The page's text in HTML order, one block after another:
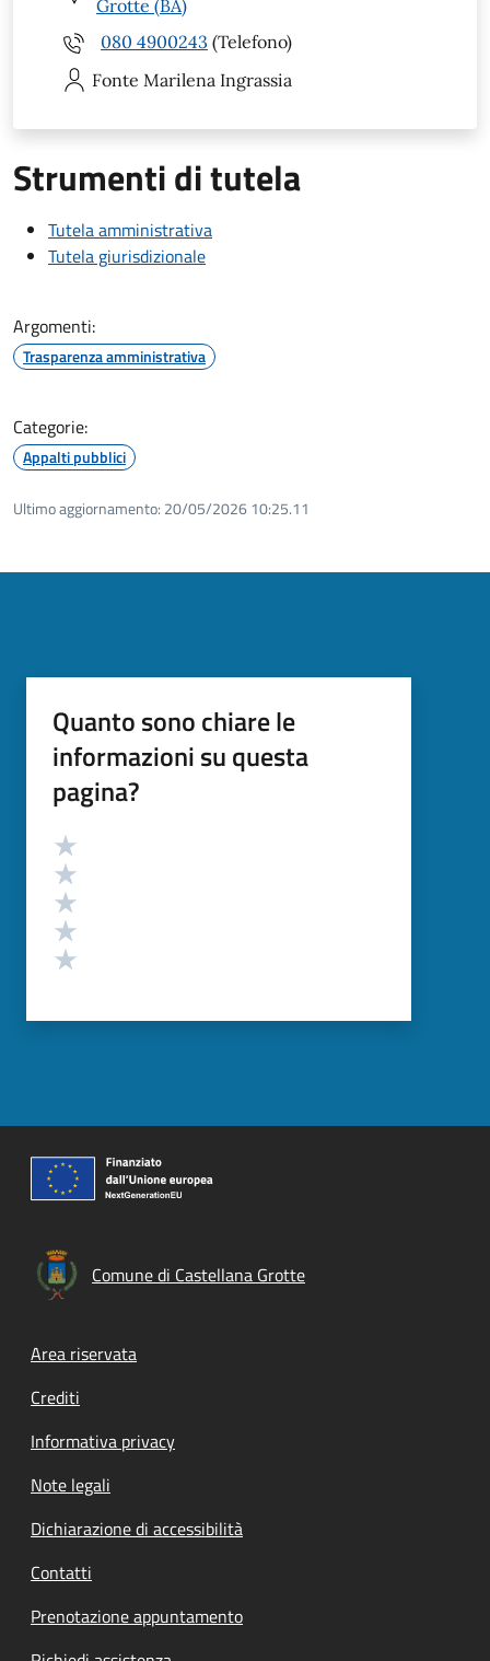
Grotte (BA)
080 4900243 (Telefono)
Fonte Marilena Ingrassia
Strumenti di tutela
Tutela amministrativa
Tutela giurisdizionale
Argomenti:
Trasparenza amministrativa
Categorie:
Appalti pubblici
Ultimo aggiornamento: 20/05/2026 10:25.11
Quanto sono chiare le
informazioni su questa
pagina?
Valutazione
Comune di Castellana Grotte
Footer menu
Area riservata
Crediti
Informativa privacy
Note legali
Dichiarazione di accessibilità
Contatti
Prenotazione appuntamento